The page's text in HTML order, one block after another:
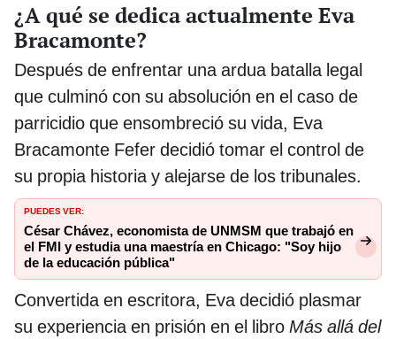
¿A qué se dedica actualmente Eva
Bracamonte?
Después de enfrentar una ardua batalla legal
que culminó con su absolución en el caso de
parricidio que ensombreció su vida, Eva
Bracamonte Fefer decidió tomar el control de
su propia historia y alejarse de los tribunales.
PUEDES VER:
César Chávez, economista de UNMSM que trabajó en
el FMI y estudia una maestría en Chicago: "Soy hijo
de la educación pública"
Convertida en escritora, Eva decidió plasmar
su experiencia en prisión en el libro Más allá del